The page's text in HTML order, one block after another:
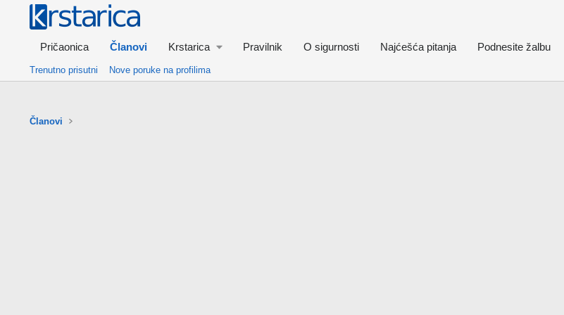
Pričaonica Članovi Krstarica Pravilnik O sigurnosti Najćešća pitanja Podnesite žalbu
Trenutno prisutni Nove poruke na profilima
Članovi